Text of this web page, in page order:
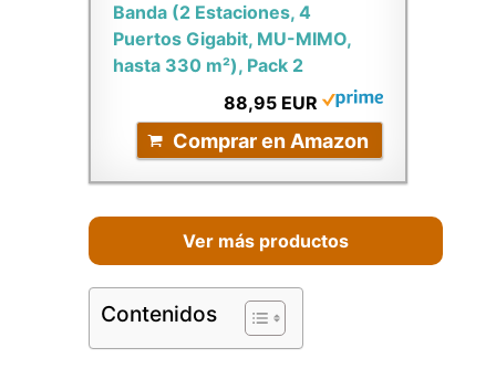
Banda (2 Estaciones, 4
Puertos Gigabit, MU-MIMO,
hasta 330 m²), Pack 2
88,95 EUR
Comprar en Amazon
Ver más productos
Contenidos